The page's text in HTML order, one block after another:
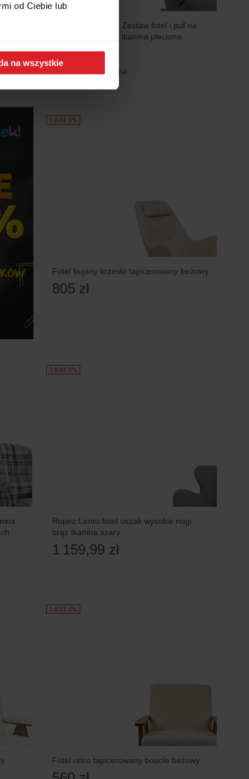
od Ciebie lub
na wszystkie
KONSIMO TOMIS Zestaw fotel i puf na
bukowych nogach tkanina pleciona
2 699 zł
cena regularna
5 RAT 0%
Fotel bujany krzesło tapicerowany beżowy
805 zł
5 RAT 0%
Ropez Lento fotel uszak wysokie nogi
brąz tkanina szary
1 159,99 zł
5 RAT 0%
Fotel retro tapicerowany boucle beżowy